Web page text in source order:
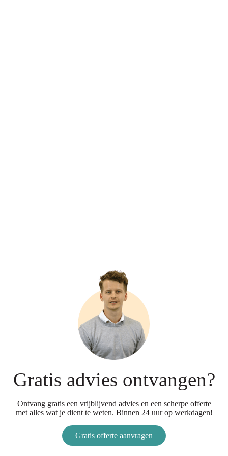
Gratis advies ontvangen?
Ontvang gratis een vrijblijvend advies en een scherpe offerte
met alles wat je dient te weten. Binnen 24 uur op werkdagen!
Gratis offerte aanvragen